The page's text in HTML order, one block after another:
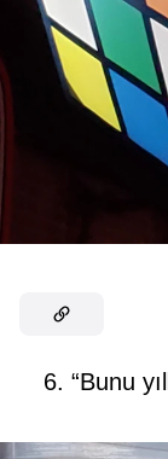
6. “Bunu